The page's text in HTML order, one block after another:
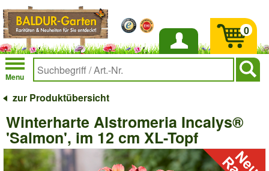
Anmelden
Menu
0
zur Produktübersicht
Winterharte Alstromeria Incalys®
'Salmon', im 12 cm XL-Topf